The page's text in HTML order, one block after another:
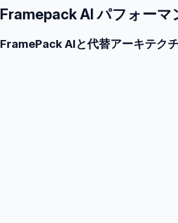
Framepack AI パフォーマ
FramePack AIと代替アーキテク